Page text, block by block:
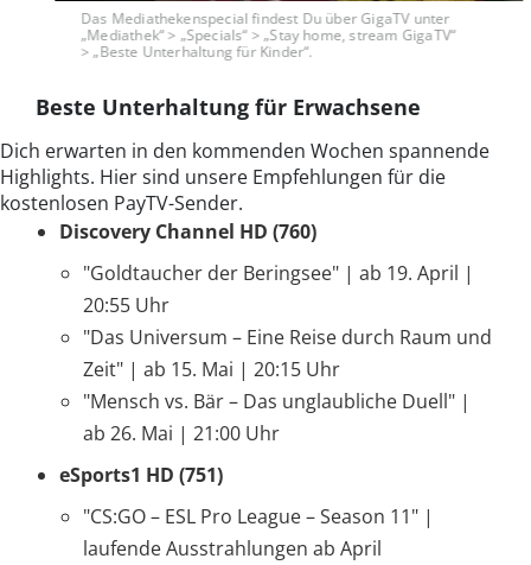
Das Mediathekenspecial findest Du über GigaTV unter
„Mediathek“ > „Specials“ > „Stay home, stream GigaTV“
> „Beste Unterhaltung für Kinder“.
Beste Unterhaltung für Erwachsene
Dich erwarten in den kommenden Wochen spannende
Highlights. Hier sind unsere Empfehlungen für die
kostenlosen PayTV-Sender.
Discovery Channel HD (760)
"Goldtaucher der Beringsee" | ab 19. April |
20:55 Uhr
"Das Universum – Eine Reise durch Raum und
Zeit" | ab 15. Mai | 20:15 Uhr
"Mensch vs. Bär – Das unglaubliche Duell" |
ab 26. Mai | 21:00 Uhr
eSports1 HD (751)
"CS:GO – ESL Pro League – Season 11" |
laufende Ausstrahlungen ab April